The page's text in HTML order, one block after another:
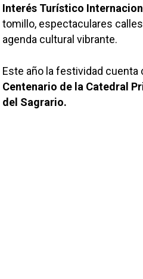
Interés Turístico
tomillo, espectaculares
agenda cultural vibrante.
Este año la festividad cuenta
Centenario de la Catedral
del Sagrario.